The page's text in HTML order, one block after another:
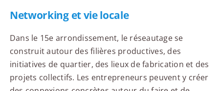
Networking et vie locale
Dans le 15e arrondissement, le réseautage se
construit autour des filières productives, des
initiatives de quartier, des lieux de fabrication et des
projets collectifs. Les entrepreneurs peuvent y créer